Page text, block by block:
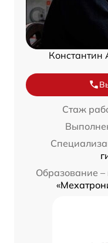
Константин
Стаж
Образование –